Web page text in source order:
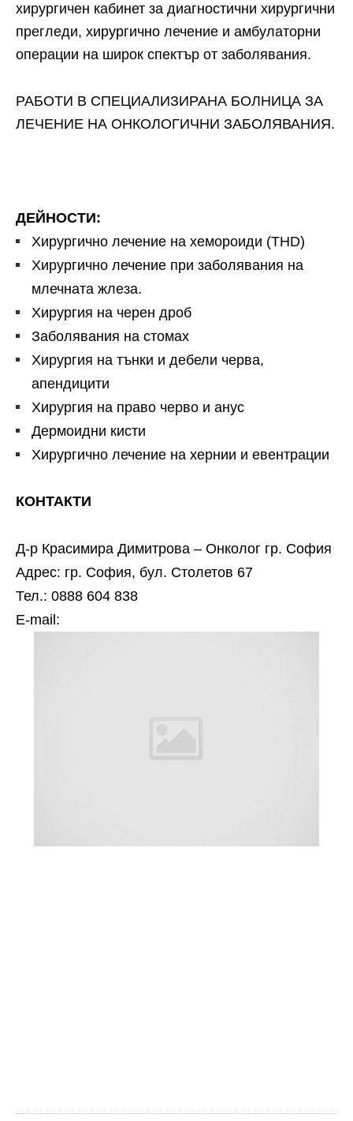
хирургичен кабинет за диагностични хирургични
прегледи, хирургично лечение и амбулаторни
операции на широк спектър от заболявания.
РАБОТИ В СПЕЦИАЛИЗИРАНА БОЛНИЦА ЗА
ЛЕЧЕНИЕ НА ОНКОЛОГИЧНИ ЗАБОЛЯВАНИЯ.
ДЕЙНОСТИ:
Хирургично лечение на хемороиди (ТHD)
Хирургично лечение при заболявания на
млечната жлеза.
Хирургия на черен дроб
Заболявания на стомах
Хирургия на тънки и дебели черва,
апендицити
Хирургия на право черво и анус
Дермоидни кисти
Хирургично лечение на хернии и евентрации
КОНТАКТИ
Д-р Красимира Димитрова – Онколог гр. София
Адрес: гр. София, бул. Столетов 67
Тел.: 0888 604 838
Е-mail: